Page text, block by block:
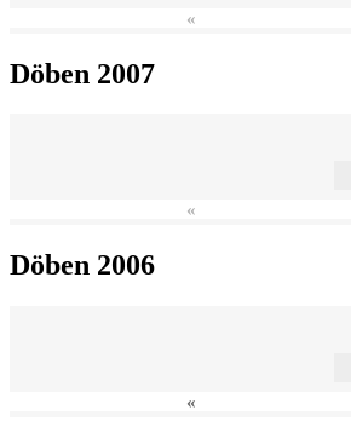
«
Döben 2007
«
Döben 2006
«